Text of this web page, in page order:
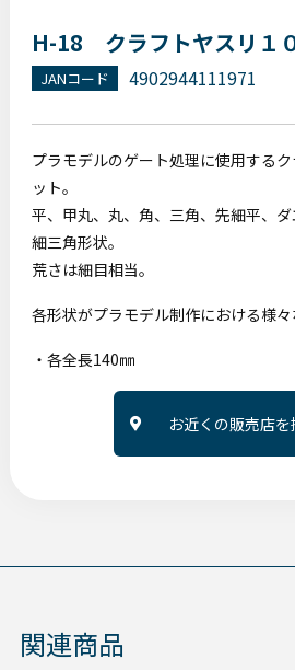
H-18 クラフトヤスリ１
JANコード
4902944111971
プラモデルのゲート処理に使用する
ット。
平、甲丸、丸、角、三角、先細平、
細三角形状。
荒さは細目相当。
各形状がプラモデル制作における様々
・各全長140㎜
お近くの販売店を
関連商品